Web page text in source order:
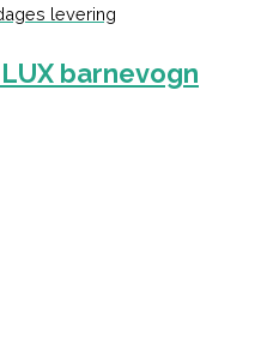
levering
barnevogn